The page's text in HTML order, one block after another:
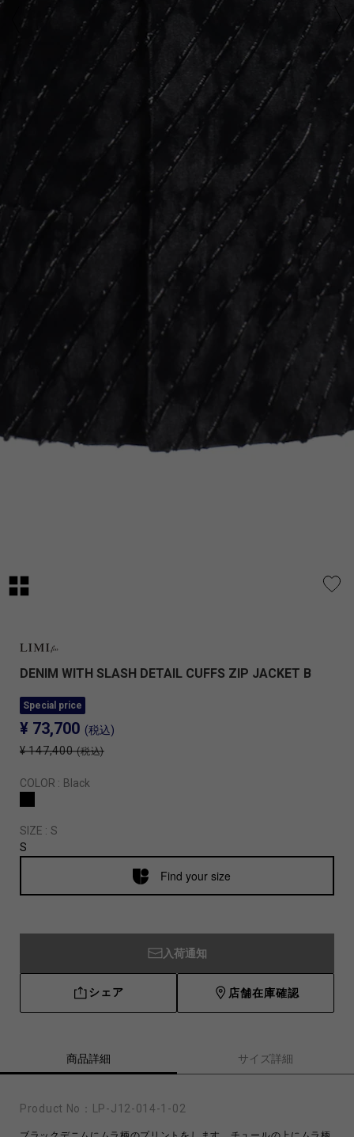
DENIM WITH SLASH DETAIL CUFFS ZIP JACKET B
Special price
¥ 73,700 (税込)
¥ 147,400 (税込)
COLOR : Black
SIZE : S
S
Find your size
入荷通知
シェア 店舗在庫確認
商品詳細 サイズ詳細
Product No： LP-J12-014-1-02